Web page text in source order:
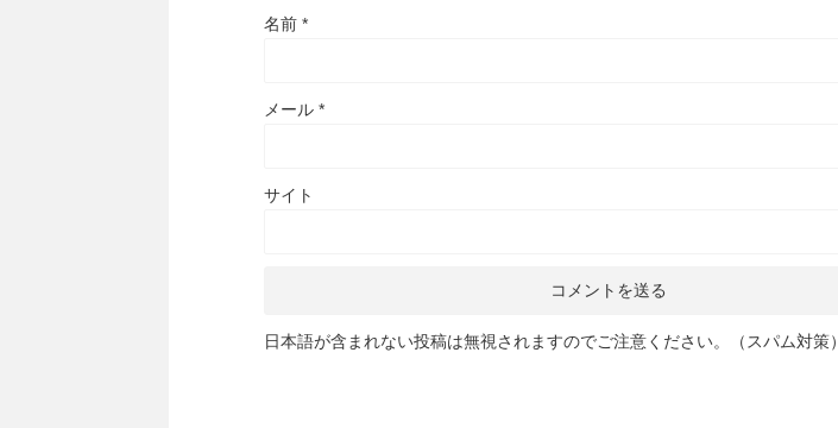
名前 *
メール *
サイト
日本語が含まれない投稿は無視されますのでご注意ください。（スパム対策）